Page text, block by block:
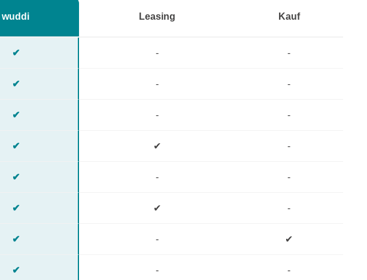
wuddi Leasing Kauf
✔ - -
✔ - -
✔ - -
✔ ✔ -
✔ - -
✔ ✔ -
✔ - ✔
✔ - -